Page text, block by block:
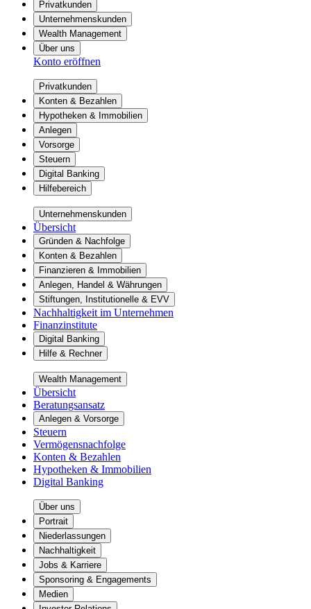
Privatkunden
Unternehmenskunden
Wealth Management
Über uns
Konto eröffnen
Privatkunden
Konten & Bezahlen
Hypotheken & Immobilien
Anlegen
Vorsorge
Steuern
Digital Banking
Hilfebereich
Unternehmenskunden
Übersicht
Gründen & Nachfolge
Konten & Bezahlen
Finanzieren & Immobilien
Anlegen, Handel & Währungen
Stiftungen, Institutionelle & EVV
Nachhaltigkeit im Unternehmen
Finanzinstitute
Digital Banking
Hilfe & Rechner
Wealth Management
Übersicht
Beratungsansatz
Anlegen & Vorsorge
Steuern
Vermögensnachfolge
Konten & Bezahlen
Hypotheken & Immobilien
Digital Banking
Über uns
Portrait
Niederlassungen
Nachhaltigkeit
Jobs & Karriere
Sponsoring & Engagements
Medien